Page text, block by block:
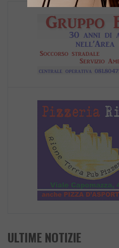
ULTIME NOTIZIE